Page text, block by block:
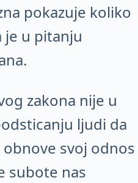
pokazuje koliko
je u pitanju
zakona nije u
ljudi da
svoj odnos
subote nas